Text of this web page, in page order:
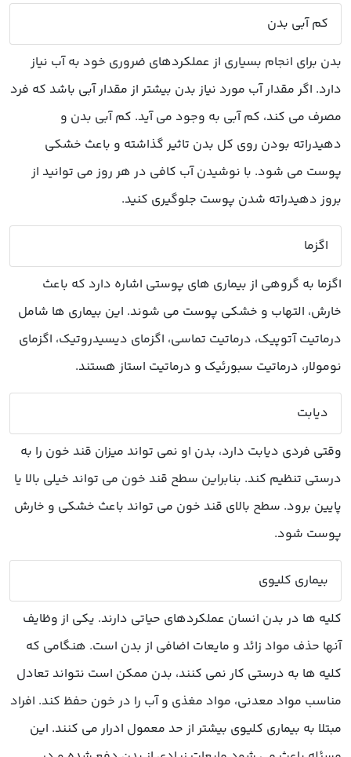
کم آبی بدن
بدن برای انجام بسیاری از عملکردهای ضروری خود به آب نیاز
دارد. اگر مقدار آب مورد نیاز بدن بیشتر از مقدار آبی باشد که فرد
مصرف می کند، کم آبی به وجود می آید. کم آبی بدن و
دهیدراته بودن روی کل بدن تاثیر گذاشته و باعث خشکی
پوست می شود. با نوشیدن آب کافی در هر روز می توانید از
بروز دهیدراته شدن پوست جلوگیری کنید.
اگزما
اگزما به گروهی از بیماری های پوستی اشاره دارد که باعث
خارش، التهاب و خشکی پوست می شوند. این بیماری ها شامل
درماتیت آتوپیک، درماتیت تماسی، اگزمای دیسیدروتیک، اگزمای
نومولار، درماتیت سبورئیک و درماتیت استاز هستند.
دیابت
وقتی فردی دیابت دارد، بدن او نمی تواند میزان قند خون را به
درستی تنظیم کند. بنابراین سطح قند خون می تواند خیلی بالا یا
پایین برود. سطح بالای قند خون می تواند باعث خشکی و خارش
پوست شود.
بیماری کلیوی
کلیه ها در بدن انسان عملکردهای حیاتی دارند. یکی از وظایف
آنها حذف مواد زائد و مایعات اضافی از بدن است. هنگامی که
کلیه ها به درستی کار نمی کنند، بدن ممکن است نتواند تعادل
مناسب مواد معدنی، مواد مغذی و آب را در خون حفظ کند. افراد
مبتلا به بیماری کلیوی بیشتر از حد معمول ادرار می کنند. این